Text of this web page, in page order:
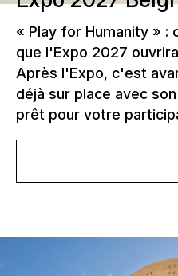
« Play for Humanity »
que l'Expo 2027
Après l'Expo, c'est
déjà sur place avec
prêt pour votre